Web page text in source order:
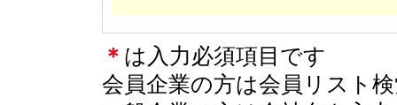
＊ は入力必須項目です
会員企業の方は会員リスト